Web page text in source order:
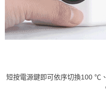
短按電源鍵即可依序切換100